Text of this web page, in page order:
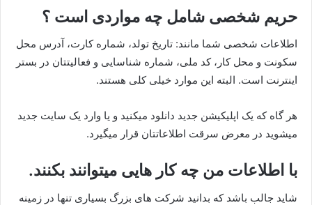
حریم شخصی شامل چه مواردی است ؟
اطلاعات شخصی شما مانند: تاریخ تولد، شماره کارت، آدرس محل
سکونت و محل کار، کد ملی، شماره شناسایی و فعالیتتان در بستر
اینترنت است. البته این موارد خیلی کلی هستند.
هر گاه که یک اپلیکیشن جدید دانلود میکنید و یا وارد یک سایت جدید
میشوید در معرض سرقت اطلاعاتتان قرار میگیرد.
با اطلاعات من چه کار هایی میتوانند بکنند.
شاید جالب باشد که بدانید شرکت های بزرگ بسیاری تنها در زمینه